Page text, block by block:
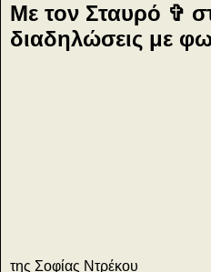
Με τον Σταυρό ✞
διαδηλώσεις με
της Σοφίας Ντρέκου